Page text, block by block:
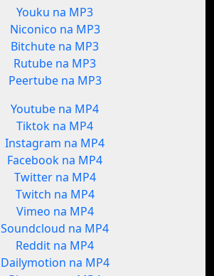
Youku na MP3
Niconico na MP3
Bitchute na MP3
Rutube na MP3
Peertube na MP3
Youtube na MP4
Tiktok na MP4
Instagram na MP4
Facebook na MP4
Twitter na MP4
Twitch na MP4
Vimeo na MP4
Soundcloud na MP4
Reddit na MP4
Dailymotion na MP4